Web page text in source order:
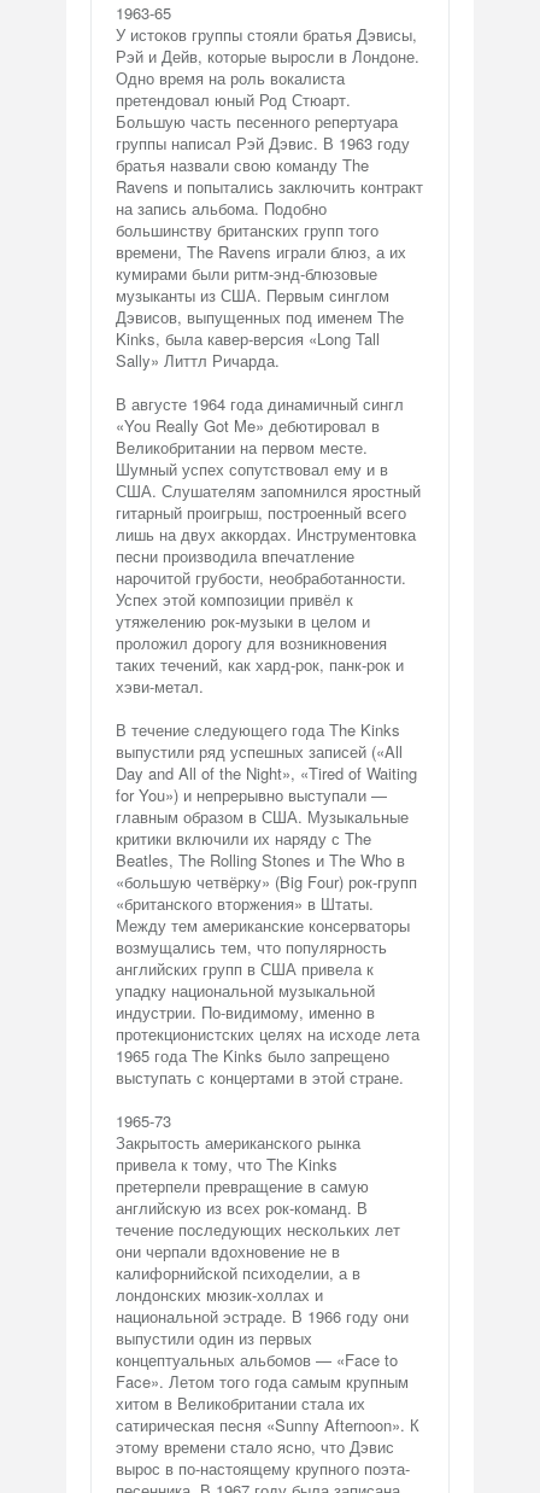
1963-65
У истоков группы стояли братья Дэвисы,
Рэй и Дейв, которые выросли в Лондоне.
Одно время на роль вокалиста
претендовал юный Род Стюарт.
Большую часть песенного репертуара
группы написал Рэй Дэвис. В 1963 году
братья назвали свою команду The
Ravens и попытались заключить контракт
на запись альбома. Подобно
большинству британских групп того
времени, The Ravens играли блюз, а их
кумирами были ритм-энд-блюзовые
музыканты из США. Первым синглом
Дэвисов, выпущенных под именем The
Kinks, была кавер-версия «Long Tall
Sally» Литтл Ричарда.
В августе 1964 года динамичный сингл
«You Really Got Me» дебютировал в
Великобритании на первом месте.
Шумный успех сопутствовал ему и в
США. Слушателям запомнился яростный
гитарный проигрыш, построенный всего
лишь на двух аккордах. Инструментовка
песни производила впечатление
нарочитой грубости, необработанности.
Успех этой композиции привёл к
утяжелению рок-музыки в целом и
проложил дорогу для возникновения
таких течений, как хард-рок, панк-рок и
хэви-метал.
В течение следующего года The Kinks
выпустили ряд успешных записей («All
Day and All of the Night», «Tired of Waiting
for You») и непрерывно выступали —
главным образом в США. Музыкальные
критики включили их наряду с The
Beatles, The Rolling Stones и The Who в
«большую четвёрку» (Big Four) рок-групп
«британского вторжения» в Штаты.
Между тем американские консерваторы
возмущались тем, что популярность
английских групп в США привела к
упадку национальной музыкальной
индустрии. По-видимому, именно в
протекционистских целях на исходе лета
1965 года The Kinks было запрещено
выступать с концертами в этой стране.
1965-73
Закрытость американского рынка
привела к тому, что The Kinks
претерпели превращение в самую
английскую из всех рок-команд. В
течение последующих нескольких лет
они черпали вдохновение не в
калифорнийской психоделии, а в
лондонских мюзик-холлах и
национальной эстраде. В 1966 году они
выпустили один из первых
концептуальных альбомов — «Face to
Face». Летом того года самым крупным
хитом в Великобритании стала их
сатирическая песня «Sunny Afternoon». К
этому времени стало ясно, что Дэвис
вырос в по-настоящему крупного поэта-